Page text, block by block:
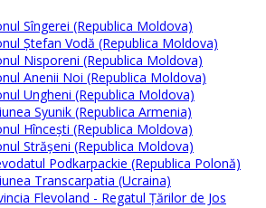
Sîngerei (Republica Moldova)
Ștefan Vodă (Republica Moldova)
Nisporeni (Republica Moldova)
Anenii Noi (Republica Moldova)
Ungheni (Republica Moldova)
Syunik (Republica Armenia)
Hîncești (Republica Moldova)
Străşeni (Republica Moldova)
Podkarpackie (Republica Polonă)
Transcarpatia (Ucraina)
Flevoland - Regatul Ţărilor de Jos